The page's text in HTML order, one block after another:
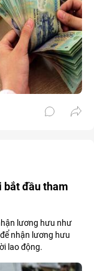
bắt đầu tham
lương hưu như
nhận lương hưu
lao động.